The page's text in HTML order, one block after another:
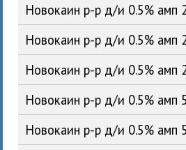
Новокаин р-р д/и 0.5%
Новокаин р-р д/и 0.5%
Новокаин р-р д/и 0.5%
Новокаин р-р д/и 0.5% амп
Новокаин р-р д/и 0.5%